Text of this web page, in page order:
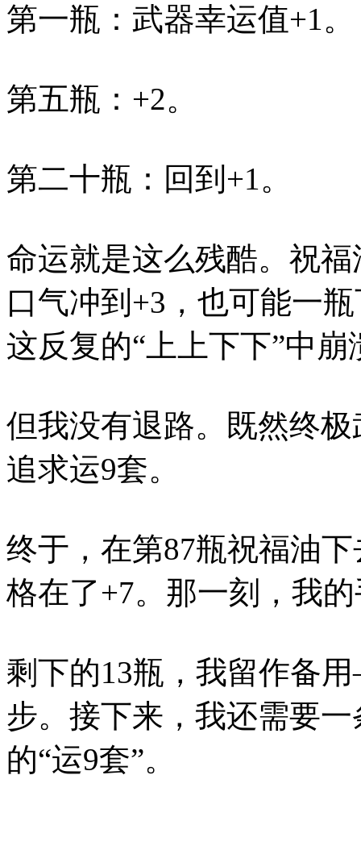
第一瓶：武器幸运值+1。
第五瓶：+2。
第二十瓶：回到+1。
命运就是这么残酷。祝
口气冲到+3，也可能一
这反复的“上上下下”中崩
但我没有退路。既然终
追求运9套。
终于，在第87瓶祝福油
格在了+7。那一刻，我
剩下的13瓶，我留作备
步。接下来，我还需要
的“运9套”。